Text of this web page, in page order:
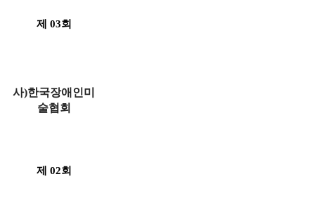
제 03회
사)한국장애인미
술협회
제 02회